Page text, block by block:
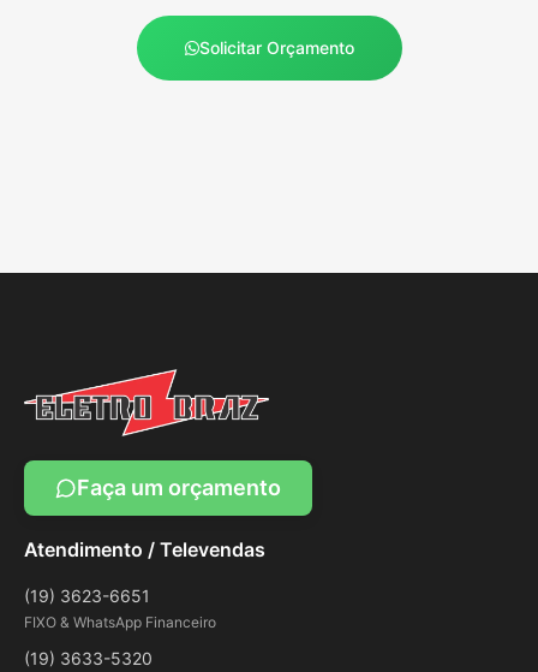
Solicitar Orçamento
Faça um orçamento
Atendimento / Televendas
(19) 3623-6651
FIXO & WhatsApp Financeiro
(19) 3633-5320